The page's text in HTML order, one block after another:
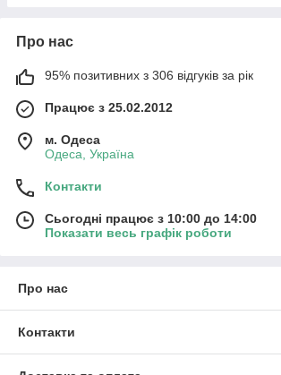
Про нас
95% позитивних з 306 відгуків за рік
Працює з 25.02.2012
м. Одеса
Одеса, Україна
Контакти
Сьогодні працює з 10:00 до 14:00
Показати весь графік роботи
Про нас
Контакти